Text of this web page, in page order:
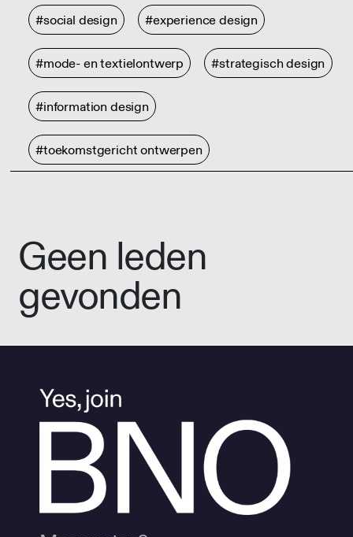
#social design #experience design
#mode- en textielontwerp #strategisch design
#information design
#toekomstgericht ontwerpen
Geen leden
gevonden